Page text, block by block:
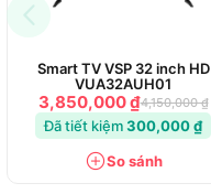
Smart TV VSP 32 inch HD
VUA32AUH01
3,850,000 ₫4,150,000 ₫
Đã tiết kiệm300,000 ₫
So sánh